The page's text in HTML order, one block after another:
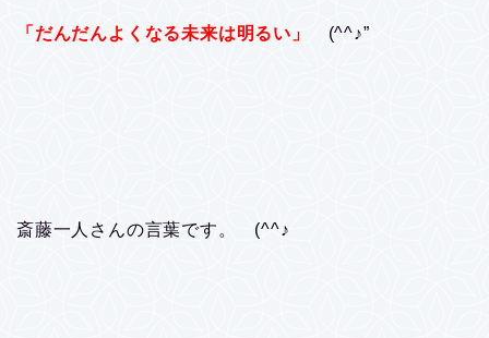
「だんだんよくなる未来は明るい」 (^^♪”
斎藤一人さんの言葉です。 (^^♪